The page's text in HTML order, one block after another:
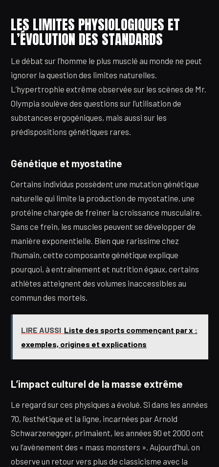
LES LIMITES PHYSIOLOGIQUES ET
L’ÉVOLUTION DES STANDARDS
Le débat sur l’homme le plus musclé au monde ne peut
ignorer la question des limites naturelles.
L’hypertrophie extrême observée sur les scènes de Mr.
Olympia soulève des questions sur l’utilisation de
substances ergogéniques, mais aussi sur les
prédispositions génétiques rares.
Génétique et myostatine
Certains individus possèdent une mutation génétique
naturelle qui limite la production de myostatine, une
protéine chargée de freiner la croissance musculaire.
Sans ce frein, les muscles peuvent se développer de
manière exponentielle. Bien que rarissime chez
l’humain, cette composante génétique explique
pourquoi, à entraînement et nutrition égaux, certains
athlètes atteignent des volumes inaccessibles au
commun des mortels.
LIRE AUSSI Liste des sports commençant par x :
exemples, origines et explications
L’impact culturel de la masse extrême
Le regard sur ces physiques a évolué. Si dans les années
70, l’esthétique et la ligne, incarnées par Arnold
Schwarzenegger, primaient, les années 90 et 2000 ont
vu l’avènement des « mass monsters ». Aujourd’hui, on
observe un retour vers plus de classicisme avec la